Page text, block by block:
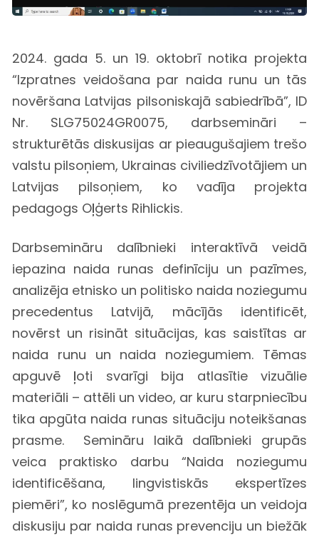
2024. gada 5. un 19. oktobrī notika projekta
“Izpratnes veidošana par naida runu un tās
novēršana Latvijas pilsoniskajā sabiedrībā”, ID
Nr. SLG75024GR0075, darbsemināri –
strukturētās diskusijas ar pieaugušajiem trešo
valstu pilsoņiem, Ukrainas civiliedzīvotājiem un
Latvijas pilsoņiem, ko vadīja projekta
pedagogs Oļģerts Rihlickis.
Darbsemināru dalībnieki interaktīvā veidā
iepazina naida runas definīciju un pazīmes,
analizēja etnisko un politisko naida noziegumu
precedentus Latvijā, mācījās identificēt,
novērst un risināt situācijas, kas saistītas ar
naida runu un naida noziegumiem. Tēmas
apguvē ļoti svarīgi bija atlasītie vizuālie
materiāli – attēli un video, ar kuru starpniecību
tika apgūta naida runas situāciju noteikšanas
prasme. Semināru laikā dalībnieki grupās
veica praktisko darbu “Naida noziegumu
identificēšana, lingvistiskās ekspertīzes
piemēri”, ko noslēgumā prezentēja un veidoja
diskusiju par naida runas prevenciju un biežāk